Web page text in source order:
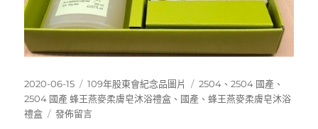
發
佈
日
2020-06-15
分
類
109年股東會紀念品圖片
標
籤
2504 、2504 國產 、
2504 國產 蜂王燕麥柔膚皂沐浴禮盒 、 國產 、 蜂王燕麥柔膚皂沐浴
禮盒
在
發佈留言